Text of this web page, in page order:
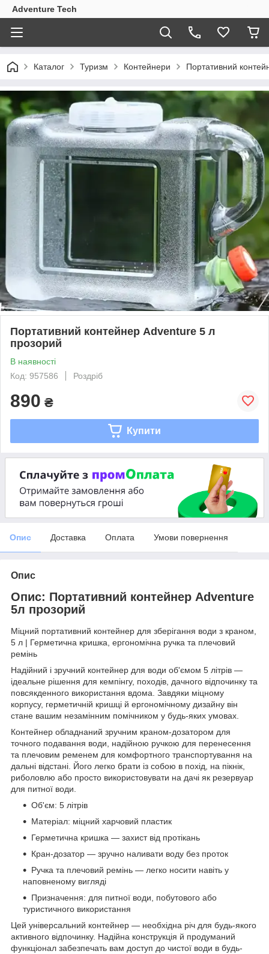
Adventure Tech
Каталог Туризм Контейнери Портативний
Портативний контейнер Adventure 5 л
прозорий
В наявності
Код: 957586
Роздріб
890 ₴
Купити
Опис Доставка Оплата Умови повернення
Опис
Опис: Портативний контейнер Adventure
5л прозорий
Міцний портативний контейнер для зберігання води з краном,
5 л | Герметична кришка, ергономічна ручка та плечовий
ремінь
Надійний і зручний контейнер для води об'ємом 5 літрів —
ідеальне рішення для кемпінгу, походів, дачного відпочинку та
повсякденного використання вдома. Завдяки міцному
корпусу, герметичній кришці й ергономічному дизайну він
стане вашим незамінним помічником у будь-яких умовах.
Контейнер обладнаний зручним краном-дозатором для
точного подавання води, надійною ручкою для перенесення
та плечовим ременем для комфортного транспортування на
дальні відстані. Його легко брати із собою в похід, на пікнік,
риболовлю або просто використовувати на дачі як резервуар
для питної води.
Об'єм: 5 літрів
Матеріал: міцний харчовий пластик
Герметична кришка — захист від протікань
Кран-дозатор — зручно наливати воду без проток
Ручка та плечовий ремінь — легко носити навіть у
наповненому вигляді
Призначення: для питної води, побутового або
туристичного використання
Цей універсальний контейнер — необхідна річ для будь-якого
активного відпочинку. Надійна конструкція й продуманий
функціонал забезпечать вам доступ до чистої води в будь-